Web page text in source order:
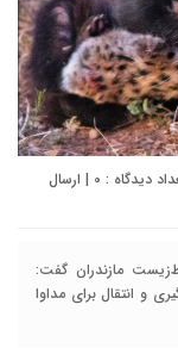
0 | ارسال
مازندران گفت:
و انتقال برای مداوا